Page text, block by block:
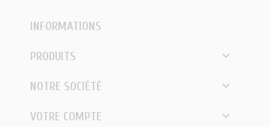
INFORMATIONS
PRODUITS 
NOTRE SOCIÉTÉ 
VOTRE COMPTE 